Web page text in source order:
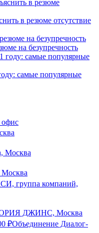
в резюме отсутствие
на безупречность
самые популярные
Москва
Москва
группа компаний,
ДЖИНС, Москва
₽Объединение Диалог-